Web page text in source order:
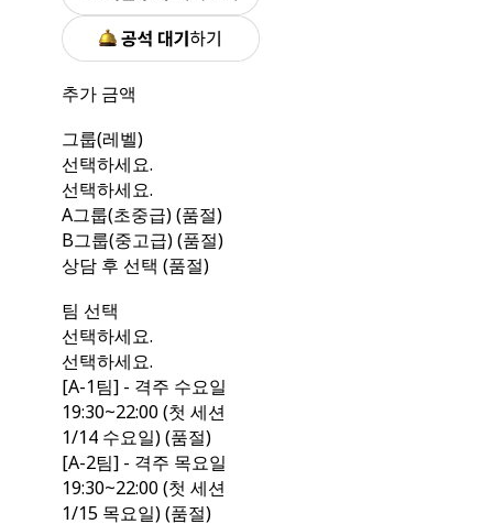
추가 금액
그룹(레벨)
선택하세요.
선택하세요.
A그룹(초중급) (품절)
B그룹(중고급) (품절)
상담 후 선택 (품절)
팀 선택
선택하세요.
선택하세요.
[A-1팀] - 격주 수요일
19:30~22:00 (첫 세션
1/14 수요일) (품절)
[A-2팀] - 격주 목요일
19:30~22:00 (첫 세션
1/15 목요일) (품절)